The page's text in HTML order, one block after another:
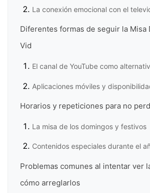
La conexión emocional con el
Diferentes formas de seguir la Misa
Vid
El canal de YouTube como
Aplicaciones móviles y
Horarios y repeticiones para no
La misa de los domingos y festivos
Contenidos especiales durante el
Problemas comunes al intentar ver
cómo arreglarlos